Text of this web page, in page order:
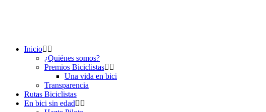
Inicio
¿Quiénes somos?
Premios Biciclistas
Una vida en bici
Transparencia
Rutas Biciclistas
En bici sin edad